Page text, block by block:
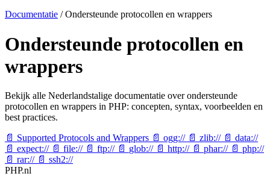
Documentatie / Ondersteunde protocollen en wrappers
Ondersteunde protocollen en
wrappers
Bekijk alle Nederlandstalige documentatie over ondersteunde
protocollen en wrappers in PHP: concepten, syntax, voorbeelden en
best practices.
📄 Supported Protocols and Wrappers 📄 ogg:// 📄 zlib:// 📄 data://
📄 expect:// 📄 file:// 📄 ftp:// 📄 glob:// 📄 http:// 📄 phar:// 📄 php://
📄 rar:// 📄 ssh2://
PHP.nl